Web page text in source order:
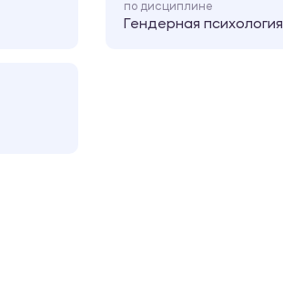
по дисциплине
Гендерная психология